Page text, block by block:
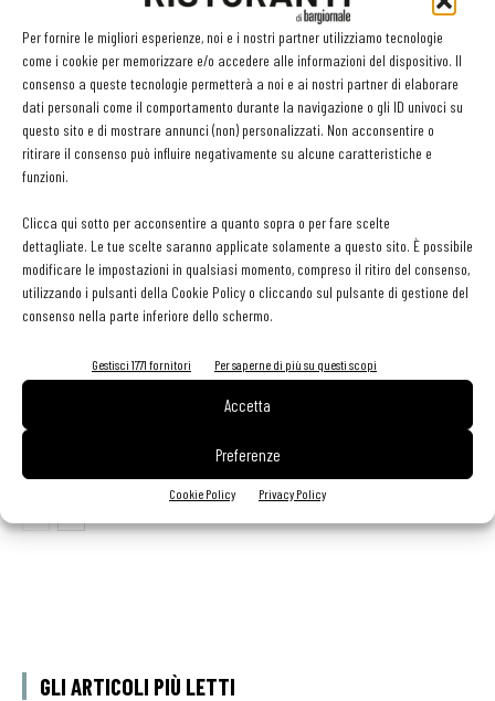
Per fornire le migliori esperienze, noi e i nostri partner utilizziamo tecnologie
come i cookie per memorizzare e/o accedere alle informazioni del dispositivo. Il
consenso a queste tecnologie permetterà a noi e ai nostri partner di elaborare
dati personali come il comportamento durante la navigazione o gli ID univoci su
questo sito e di mostrare annunci (non) personalizzati. Non acconsentire o
ritirare il consenso può influire negativamente su alcune caratteristiche e
funzioni.
Clicca qui sotto per acconsentire a quanto sopra o per fare scelte
dettagliate. Le tue scelte saranno applicate solamente a questo sito. È possibile
modificare le impostazioni in qualsiasi momento, compreso il ritiro del consenso,
utilizzando i pulsanti della Cookie Policy o cliccando sul pulsante di gestione del
consenso nella parte inferiore dello schermo.
Gestisci 1771 fornitori Per saperne di più su questi scopi
Accetta
Preferenze
Cookie Policy Privacy Policy
LEGGI ANCHE
scelta giusta è puntare sul premium
Aperti per ferie. Buoni indirizzi da Nord a Sud per
godersi le vacanze (o da scorprire se si è in
contenuto sponsorizzato
Sogemi rafforza i servizi per la ristorazione: orario
GLI ARTICOLI PIÙ LETTI